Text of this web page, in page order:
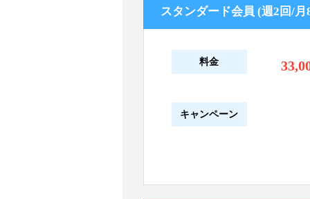
スタンダード会員 (週2回/月
料金
キャンペーン